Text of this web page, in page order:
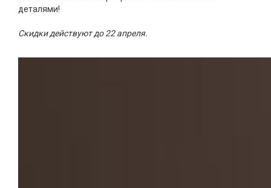
деталями!
Скидки действуют до 22 апреля.